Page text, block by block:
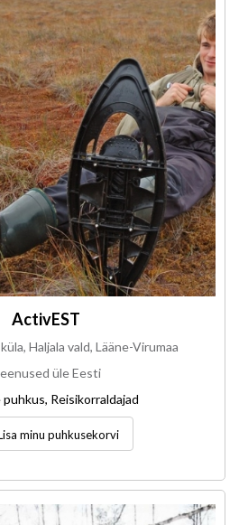
ActivEST
Haljala vald, Lääne-Virumaa
üle Eesti
Reisikorraldajad
minu puhkusekorvi